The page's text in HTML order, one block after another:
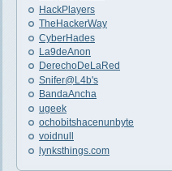
HackPlayers
TheHackerWay
CyberHades
La9deAnon
DerechoDeLaRed
Snifer@L4b's
BandaAncha
ugeek
ochobitshacenunbyte
voidnull
lynksthings.com